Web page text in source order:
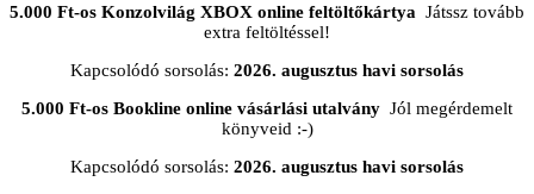
5.000 Ft-os Konzolvilág XBOX online feltöltőkártya Játssz tovább
extra feltöltéssel!
Kapcsolódó sorsolás: 2026. augusztus havi sorsolás
5.000 Ft-os Bookline online vásárlási utalvány Jól megérdemelt
könyveid :-)
Kapcsolódó sorsolás: 2026. augusztus havi sorsolás